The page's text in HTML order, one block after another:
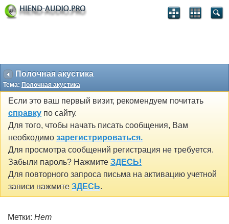
Полочная акустика
Тема: Полочная акустика
Если это ваш первый визит, рекомендуем почитать
справку по сайту.
Для того, чтобы начать писать сообщения, Вам
необходимо зарегистрироваться.
Для просмотра сообщений регистрация не требуется.
Забыли пароль? Нажмите ЗДЕСЬ!
Для повторного запроса письма на активацию учетной
записи нажмите ЗДЕСЬ.
Метки: Нет